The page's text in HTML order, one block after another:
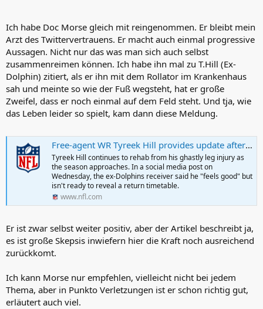
Ich habe Doc Morse gleich mit reingenommen. Er bleibt mein
Arzt des Twittervertrauens. Er macht auch einmal progressive
Aussagen. Nicht nur das was man sich auch selbst
zusammenreimen können. Ich habe ihn mal zu T.Hill (Ex-
Dolphin) zitiert, als er ihn mit dem Rollator im Krankenhaus
sah und meinte so wie der Fuß wegsteht, hat er große
Zweifel, dass er noch einmal auf dem Feld steht. Und tja, wie
das Leben leider so spielt, kam dann diese Meldung.
Free-agent WR Tyreek Hill provides update after season-ending injury: 'No power in my left leg' | Latest NFL News, Analysis & Updates | NFL.com
Tyreek Hill continues to rehab from his ghastly leg injury as
the season approaches. In a social media post on
Wednesday, the ex-Dolphins receiver said he "feels good" but
isn't ready to reveal a return timetable.
www.nfl.com
Er ist zwar selbst weiter positiv, aber der Artikel beschreibt ja,
es ist große Skepsis inwiefern hier die Kraft noch ausreichend
zurückkomt.
Ich kann Morse nur empfehlen, vielleicht nicht bei jedem
Thema, aber in Punkto Verletzungen ist er schon richtig gut,
erläutert auch viel.